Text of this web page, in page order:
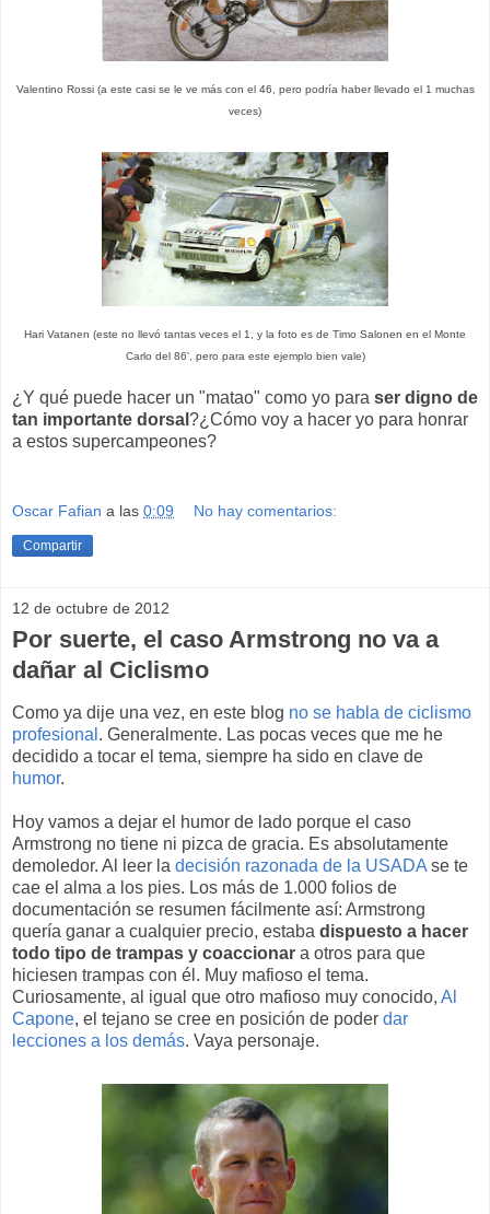
Valentino Rossi (a este casi se le ve más con el 46, pero podría haber llevado el 1 muchas
veces)
Hari Vatanen (este no llevó tantas veces el 1, y la foto es de Timo Salonen en el Monte
Carlo del 86', pero para este ejemplo bien vale)
¿Y qué puede hacer un "matao" como yo para ser digno de
tan importante dorsal ?¿Cómo voy a hacer yo para honrar
a estos supercampeones?
Oscar Fafian a las 0:09 No hay comentarios:
Compartir
12 de octubre de 2012
Por suerte, el caso Armstrong no va a
dañar al Ciclismo
Como ya dije una vez, en este blog no se habla de ciclismo
profesional . Generalmente. Las pocas veces que me he
decidido a tocar el tema, siempre ha sido en clave de
humor.
Hoy vamos a dejar el humor de lado porque el caso
Armstrong no tiene ni pizca de gracia. Es absolutamente
demoledor. Al leer la decisión razonada de la USADA se te
cae el alma a los pies. Los más de 1.000 folios de
documentación se resumen fácilmente así: Armstrong
quería ganar a cualquier precio, estaba dispuesto a hacer
todo tipo de trampas y coaccionar a otros para que
hiciesen trampas con él. Muy mafioso el tema.
Curiosamente, al igual que otro mafioso muy conocido, Al
Capone, el tejano se cree en posición de poder dar
lecciones a los demás. Vaya personaje.